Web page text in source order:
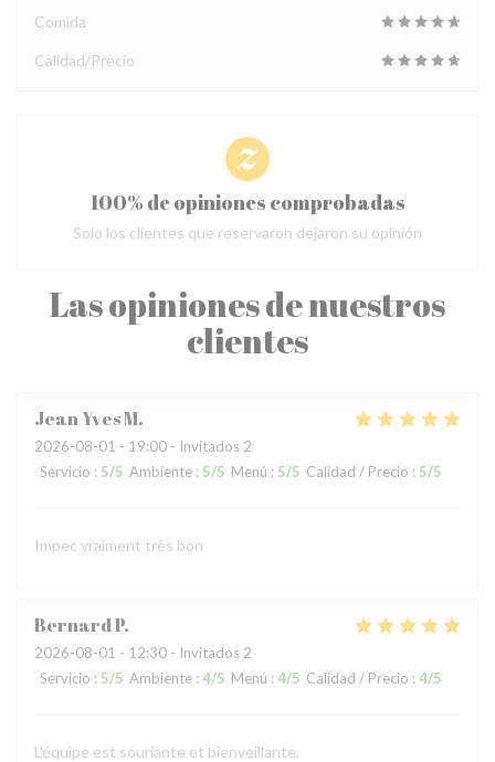
Las opiniones de nuestros
clientes
Jean YvesM
2026-08-01 - 19:00 - Invitados 2
Servicio : 5/5 Ambiente : 5/5 Menú : 5/5 Calidad / Precio : 5/5
Impec vraiment très bon
BernardP
2026-08-01 - 12:30 - Invitados 2
Servicio : 5/5 Ambiente : 4/5 Menú : 4/5 Calidad / Precio : 4/5
L'équipe est souriante et bienveillante.
Comida
Calidad/Precio
100% de opiniones comprobadas
Solo los clientes que reservaron dejaron su opinión